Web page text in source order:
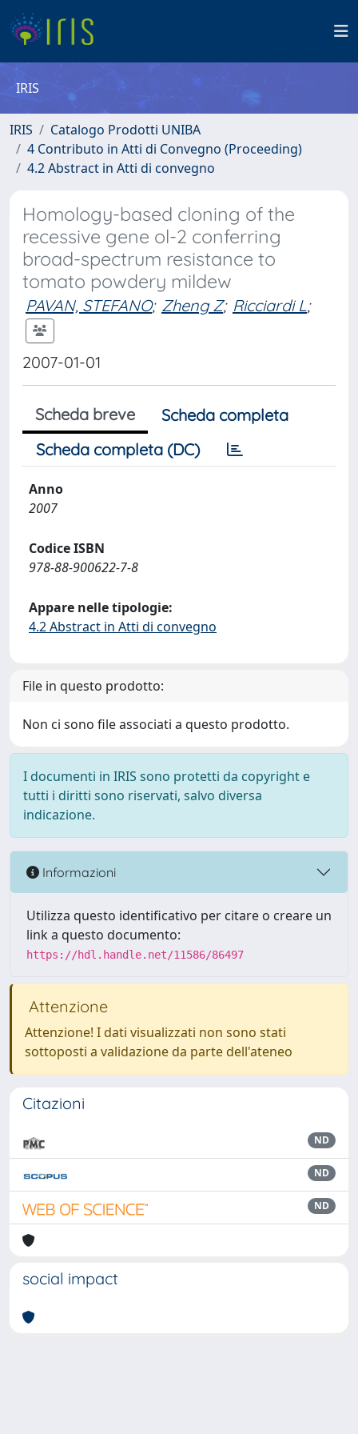
IRIS
IRIS
Catalogo Prodotti UNIBA
4 Contributo in Atti di Convegno (Proceeding)
4.2 Abstract in Atti di convegno
Homology-based cloning of the
recessive gene ol-2 conferring
broad-spectrum resistance to
tomato powdery mildew
PAVAN, STEFANO; Zheng Z; Ricciardi L;
2007-01-01
Scheda breve
Scheda completa
Scheda completa (DC)
Anno
2007
Codice ISBN
978-88-900622-7-8
Appare nelle tipologie:
4.2 Abstract in Atti di convegno
File in questo prodotto:
Non ci sono file associati a questo prodotto.
I documenti in IRIS sono protetti da copyright e
tutti i diritti sono riservati, salvo diversa
indicazione.
Informazioni
Utilizza questo identificativo per citare o creare un
link a questo documento:
https://hdl.handle.net/11586/86497
Attenzione
Attenzione! I dati visualizzati non sono stati
sottoposti a validazione da parte dell'ateneo
Citazioni
ND
ND
ND
social impact